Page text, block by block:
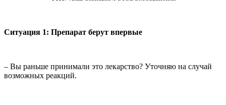
Ситуация 1: Препарат берут впервые
– Вы раньше принимали это лекарство? Уточняю на случай
возможных реакций.